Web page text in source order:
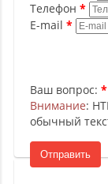
Телефон
E-mail
Ваш вопрос:
Внимание:
обычный
Отправить